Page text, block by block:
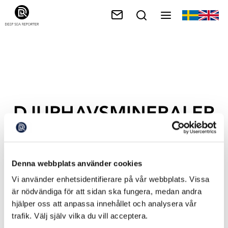
Denna webbplats använder cookies
Vi använder enhetsidentifierare på vår webbplats. Vissa
är nödvändiga för att sidan ska fungera, medan andra
hjälper oss att anpassa innehållet och analysera vår
trafik. Välj själv vilka du vill acceptera.
DJUPHAVSMINERALER